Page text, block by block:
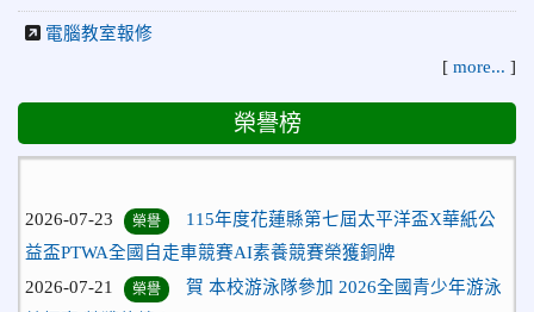
電腦教室報修
[ more... ]
榮譽榜
益盃PTWA全國自走車競賽AI素養競賽榮獲銅牌
錦標賽 榮獲佳績！